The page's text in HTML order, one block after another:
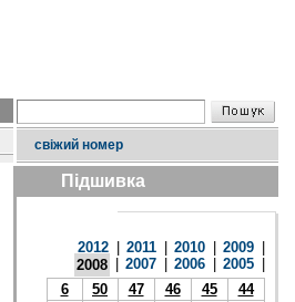
свіжий номер
Підшивка
2012 2011 2010 2009
2008
2007 2006 2005
6
50 47 46 45
44